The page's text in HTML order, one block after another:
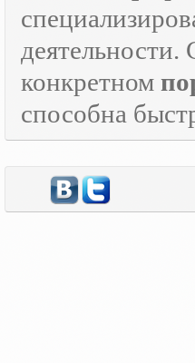
деятельности.
конкретном
способна